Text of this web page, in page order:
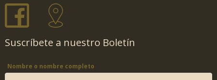
Suscríbete a nuestro Boletín
Nombre o nombre completo